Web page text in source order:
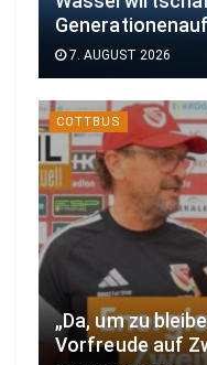
7. AUGUST 2026
COTTBUS
„Da, um zu
Vorfreude auf